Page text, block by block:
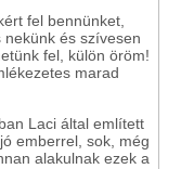
fel bennünket,
és szívesen
fel, külön öröm!
marad
Laci által említett
emberrel, sok, még
alakulnak ezek a